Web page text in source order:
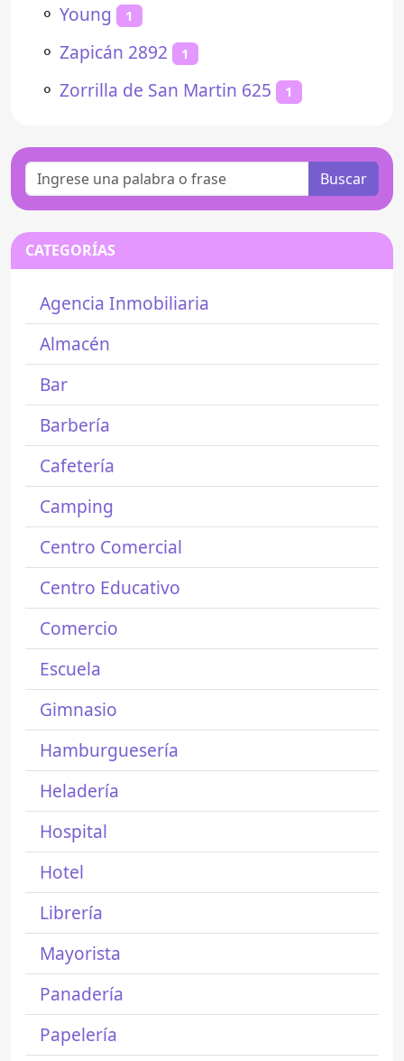
⚬ Young 1
⚬ Zapicán 2892 1
⚬ Zorrilla de San Martin 625 1
Buscar
CATEGORÍAS
Agencia Inmobiliaria
Almacén
Bar
Barbería
Cafetería
Camping
Centro Comercial
Centro Educativo
Comercio
Escuela
Gimnasio
Hamburguesería
Heladería
Hospital
Hotel
Librería
Mayorista
Panadería
Papelería